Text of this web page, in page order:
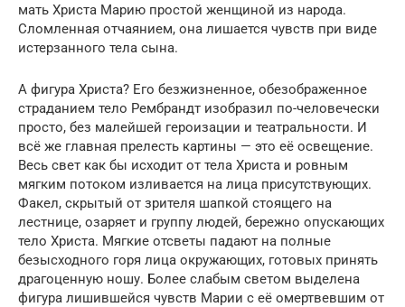
мать Христа Марию простой женщиной из народа.
Сломленная отчаяни­ем, она лишается чувств при виде
истерзанного тела сына.
А фигура Христа? Его безжизненное, обезображен­ное
страданием тело Рембрандт изобразил по-челове­чески
просто, без малейшей героизации и театраль­ности. И
всё же главная прелесть картины — это её освещение.
Весь свет как бы исходит от тела Христа и ровным
мягким потоком изливается на лица при­сутствующих.
Факел, скрытый от зрителя шапкой стоящего на
лестнице, озаряет и группу людей, береж­но опускающих
тело Христа. Мягкие отсветы пада­ют на полные
безысходного горя лица окружающих, готовых принять
драгоценную ношу. Более слабым светом выделена
фигура лишившейся чувств Марии с её омертвевшим от